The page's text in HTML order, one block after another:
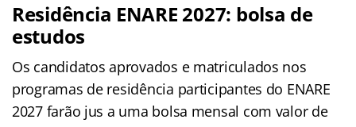
Residência ENARE 2027: bolsa de
estudos
Os candidatos aprovados e matriculados nos
programas de residência participantes do ENARE
2027 farão jus a uma bolsa mensal com valor de